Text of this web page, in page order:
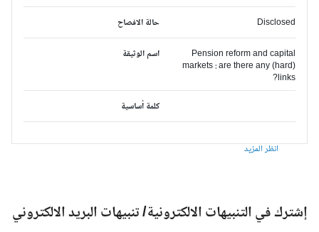
حالة الافصاح Disclosed
اسم الوثيقة
Pension reform and capital
markets : are there any (hard)
links?
كلمة أساسية
انظر المزيد
إشترك في التنبيهات الالكترونية/ تنبيهات البريد الالكتروني